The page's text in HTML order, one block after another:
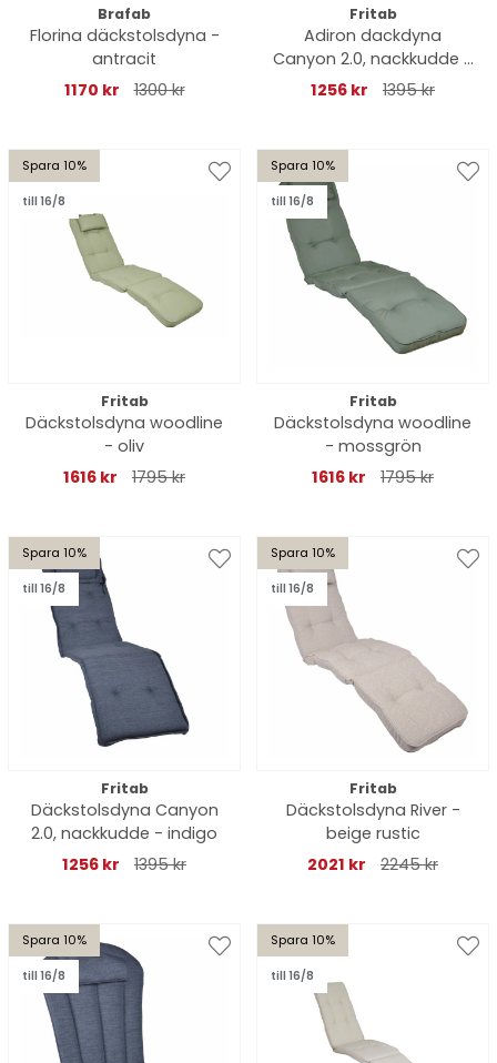
Brafab
Florina däckstolsdyna -
antracit
1170 kr
1300 kr
Fritab
Adiron dackdyna
Canyon 2.0, nackkudde -
skogsgrön
1256 kr 1395 kr
Spara 10%
till 16/8
Fritab
Däckstolsdyna woodline
- oliv
1616 kr
1795 kr
Spara 10%
till 16/8
Fritab
Däckstolsdyna woodline
- mossgrön
1616 kr
1795 kr
Spara 10%
till 16/8
Fritab
Däckstolsdyna Canyon
2.0, nackkudde - indigo
1256 kr
1395 kr
Spara 10%
till 16/8
Fritab
Däckstolsdyna River -
beige rustic
2021 kr
2245 kr
Spara 10%
till 16/8
Spara 10%
till 16/8